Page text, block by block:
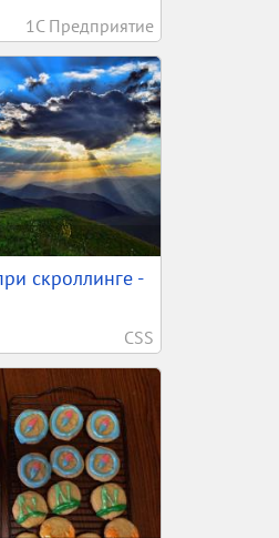
1С Предприятие
скроллинге -
CSS